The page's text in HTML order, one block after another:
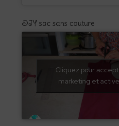
DIY sac sans couture
Cliquez pour
marketing et